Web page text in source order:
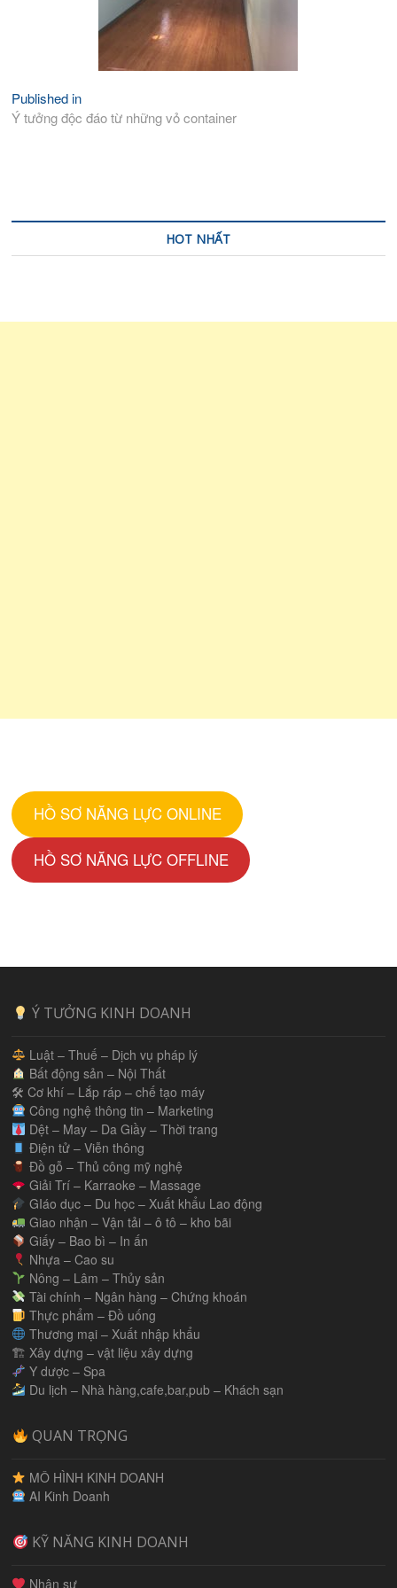
Điều
hướng
Published in
Ý tưởng độc đáo từ những vỏ container
HOT NHẤT
HỒ SƠ NĂNG LỰC ONLINE
HỒ SƠ NĂNG LỰC OFFLINE
Ý TƯỞNG KINH DOANH
Luật – Thuế – Dịch vụ pháp lý
Bất động sản – Nội Thất
🛠 Cơ khí – Lắp ráp – chế tạo máy
Công nghệ thông tin – Marketing
Dệt – May – Da Giầy – Thời trang
Điện tử – Viễn thông
Đồ gỗ – Thủ công mỹ nghệ
Giải Trí – Karraoke – Massage
GIáo dục – Du học – Xuất khẩu Lao động
Giao nhận – Vận tải – ô tô – kho bãi
Giấy – Bao bì – In ấn
Nhựa – Cao su
Nông – Lâm – Thủy sản
Tài chính – Ngân hàng – Chứng khoán
Thực phẩm – Đồ uống
Thương mại – Xuất nhập khẩu
🏗 Xây dựng – vật liệu xây dựng
Y dược – Spa
Du lịch – Nhà hàng,cafe,bar,pub – Khách sạn
QUAN TRỌNG
MÔ HÌNH KINH DOANH
AI Kinh Doanh
KỸ NĂNG KINH DOANH
Nhân sự